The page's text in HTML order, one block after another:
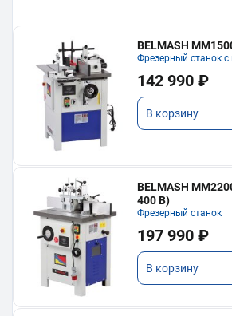
BELMASH
Фрезерный станок
142 990 ₽
В корзину
BELMASH
400 В)
Фрезерный станок
197 990 ₽
В корзину